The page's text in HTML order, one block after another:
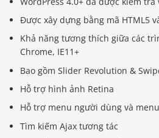
Được xây dựng bằng mã HTML5
Khả năng tương thích giữa các
Chrome, IE11+
Bao gồm Slider Revolution &
Hỗ trợ hình ảnh Retina
Hỗ trợ menu người dùng và
Tìm kiếm Ajax tương tác